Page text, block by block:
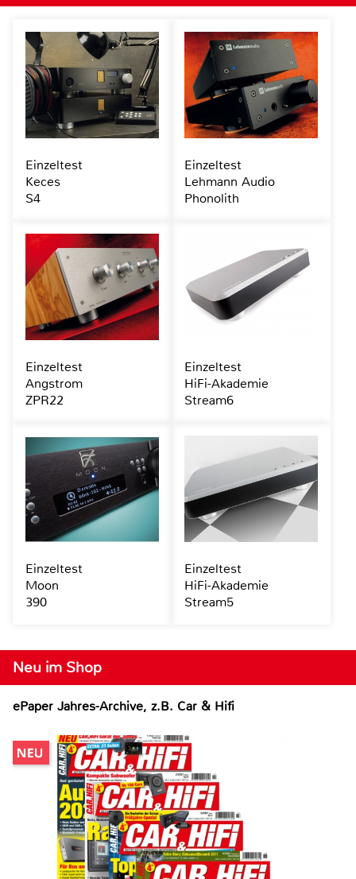
Neu im Shop
ePaper Jahres-Archive, z.B. Car & Hifi
Einzeltest
Keces
S4
Einzeltest
Lehmann Audio
Phonolith
Einzeltest
Angstrom
ZPR22
Einzeltest
HiFi-Akademie
Stream6
Einzeltest
Moon
390
Einzeltest
HiFi-Akademie
Stream5